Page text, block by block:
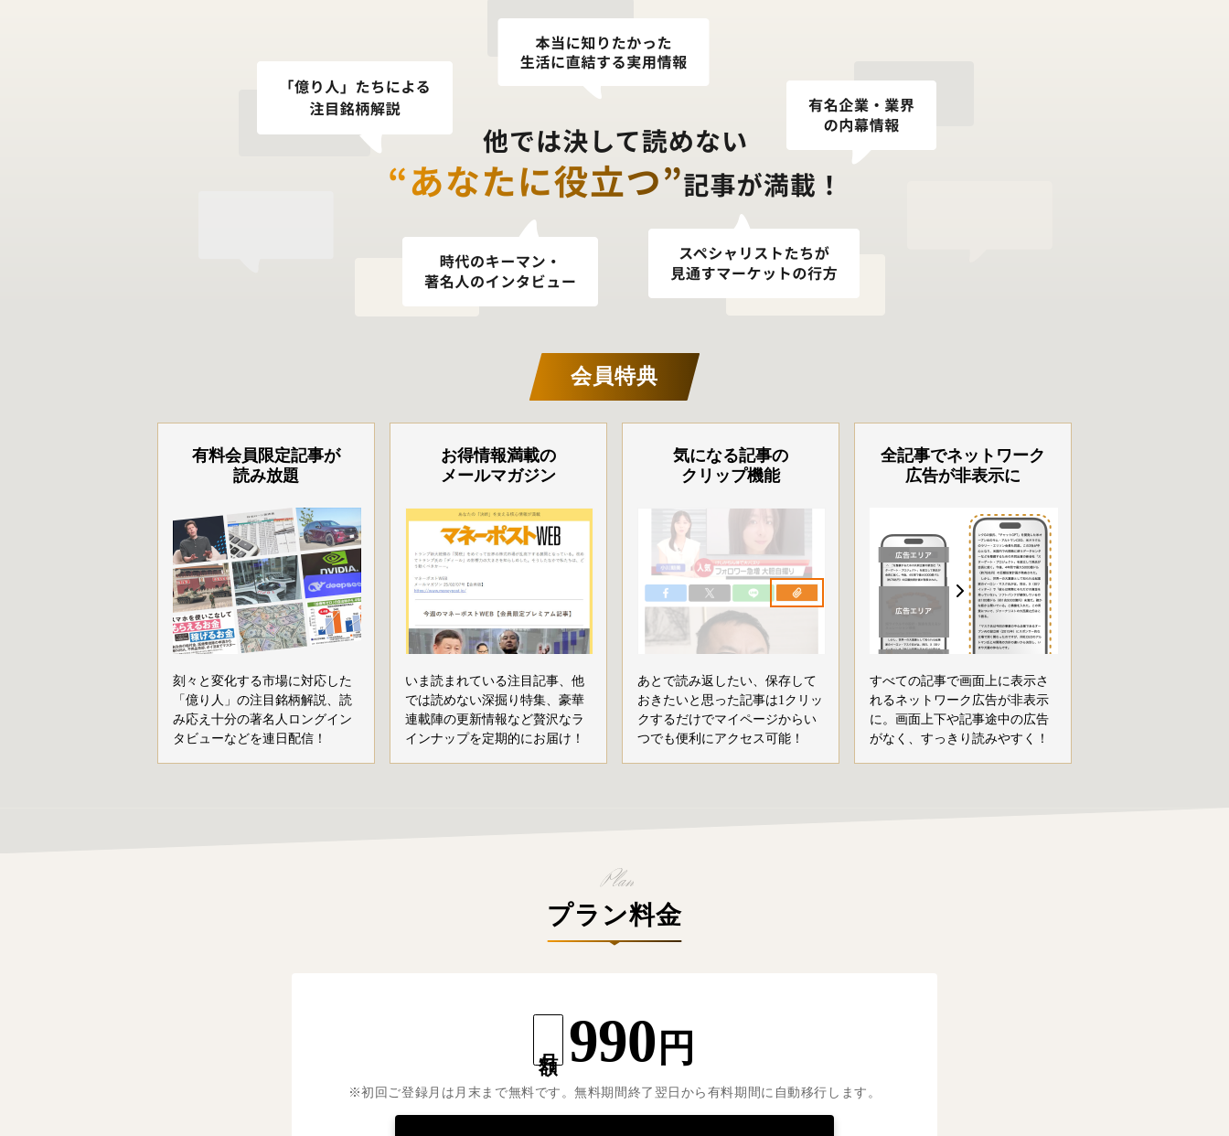
会員特典
有料会員限定記事が
読み放題
刻々と変化する市場に対応した
「億り人」の注目銘柄解説、読
み応え十分の著名人ロングイン
タビューなどを連日配信！
お得情報満載の
メールマガジン
いま読まれている注目記事、他
では読めない深掘り特集、豪華
連載陣の更新情報など贅沢なラ
インナップを定期的にお届け！
気になる記事の
クリップ機能
あとで読み返したい、保存して
おきたいと思った記事は1クリッ
クするだけでマイページからい
つでも便利にアクセス可能！
全記事でネットワーク
広告が非表示に
すべての記事で画面上に表示さ
れるネットワーク広告が非表示
に。画面上下や記事途中の広告
がなく、すっきり読みやすく！
プラン料金
990 円
※初回ご登録月は月末まで無料です。無料期間終了翌日から有料期間に自動移行します。